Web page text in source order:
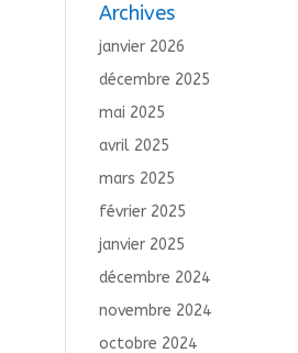
Archives
janvier 2026
décembre 2025
mai 2025
avril 2025
mars 2025
février 2025
janvier 2025
décembre 2024
novembre 2024
octobre 2024